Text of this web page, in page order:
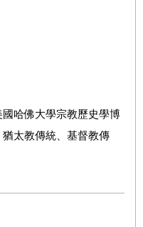
哈佛大學宗教歷史學博
太教傳統、基督教傳